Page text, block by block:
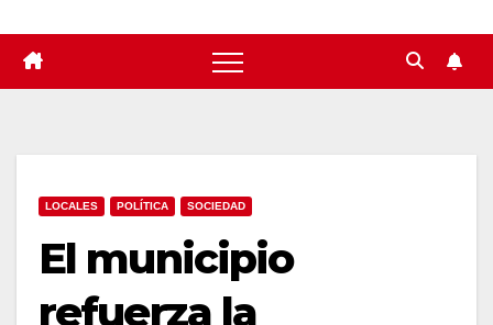
LOCALES POLÍTICA SOCIEDAD
El municipio
refuerza la